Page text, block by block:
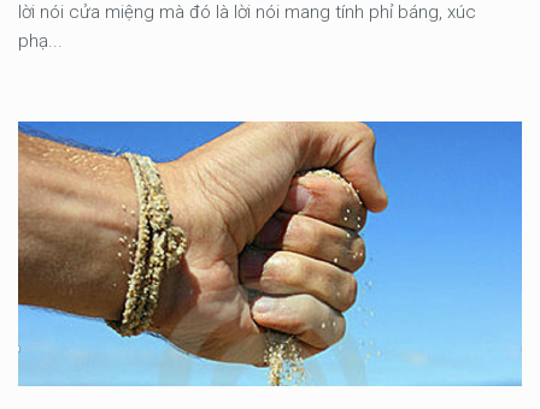
lời nói cửa miệng mà đó là lời nói mang tính phỉ báng, xúc
phạ...